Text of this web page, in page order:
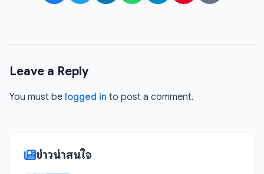
Leave a Reply
You must be logged in to post a comment.
ข่าวน่าสนใจ